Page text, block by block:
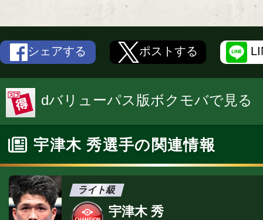
シェアする ポストする
dバリューパス版ボクモバで見る
宇津木 秀選手の関連情報
ライト級
宇津木 秀